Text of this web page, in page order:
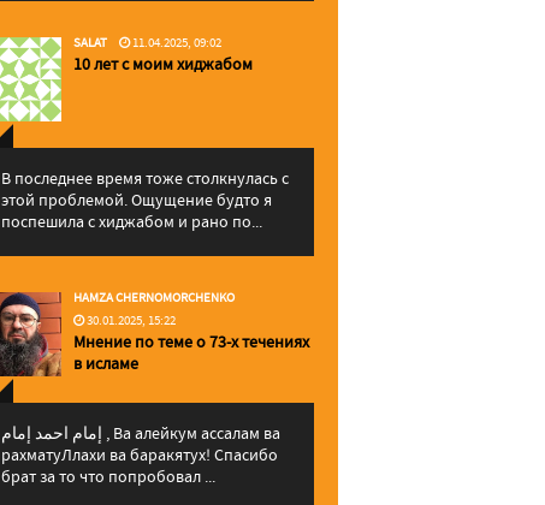
SALAT 11.04.2025, 09:02
10 лет с моим хиджабом
В последнее время тоже столкнулась с
этой проблемой. Ощущение будто я
поспешила с хиджабом и рано по...
HAMZA CHERNOMORCHENKO
30.01.2025, 15:22
Мнение по теме о 73-х течениях
в исламе
إمام احمد إمام , Ва алейкум ассалам ва
рахматуЛлахи ва баракятух! Спасибо
брат за то что попробовал ...